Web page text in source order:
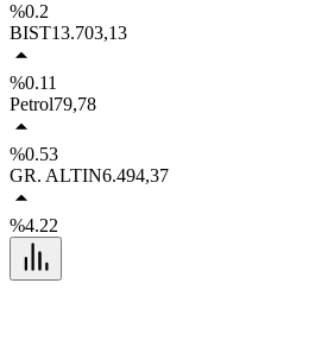
%0.2
BIST13.703,13
%0.11
Petrol79,78
%0.53
GR. ALTIN6.494,37
%4.22